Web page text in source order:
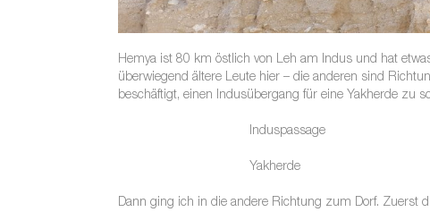
Hemya ist 80 km östlich von Leh am Indus und hat
überwiegend ältere Leute hier – die anderen sind
beschäftigt, einen Indusübergang für eine Yakherde zu
Induspassage
Yakherde
Dann ging ich in die andere Richtung zum Dorf. Zuerst